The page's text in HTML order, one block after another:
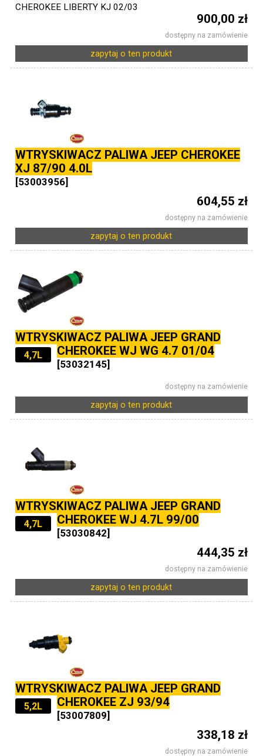
CHEROKEE LIBERTY KJ 02/03
900,00 zł
dostępny na zamówienie
zapytaj o ten produkt
WTRYSKIWACZ PALIWA JEEP CHEROKEE
XJ 87/90 4.0L
[53003956]
604,55 zł
dostępny na zamówienie
zapytaj o ten produkt
WTRYSKIWACZ PALIWA JEEP GRAND
CHEROKEE WJ WG 4.7 01/04
4,7L
[53032145]
dostępny na zamówienie
zapytaj o ten produkt
WTRYSKIWACZ PALIWA JEEP GRAND
CHEROKEE WJ 4.7L 99/00
4,7L
[53030842]
444,35 zł
dostępny na zamówienie
zapytaj o ten produkt
WTRYSKIWACZ PALIWA JEEP GRAND
CHEROKEE ZJ 93/94
5,2L
[53007809]
338,18 zł
dostępny na zamówienie